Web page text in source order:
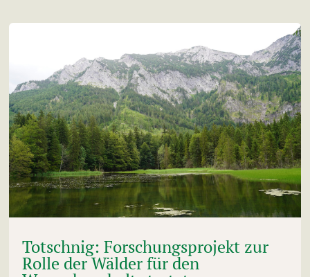
Totschnig: Forschungsprojekt zur
Rolle der Wälder für den